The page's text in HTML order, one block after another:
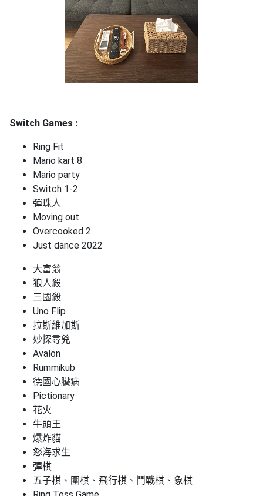
Switch Games :
Ring Fit
Mario kart 8
Mario party
Switch 1-2
彈珠人
Moving out
Overcooked 2
Just dance 2022
大富翁
狼人殺
三國殺
Uno Flip
拉斯維加斯
妙探尋兇
Avalon
Rummikub
德國心臟病
Pictionary
花火
牛頭王
爆炸貓
怒海求生
彈棋
五子棋、圍棋、飛行棋、鬥戰棋、象棋